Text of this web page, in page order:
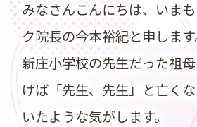
みなさんこんにちは、いま
ク院長の今本裕紀と申します
新庄小学校の先生だった祖
けば「先生、先生」と亡く
いたような気がします。